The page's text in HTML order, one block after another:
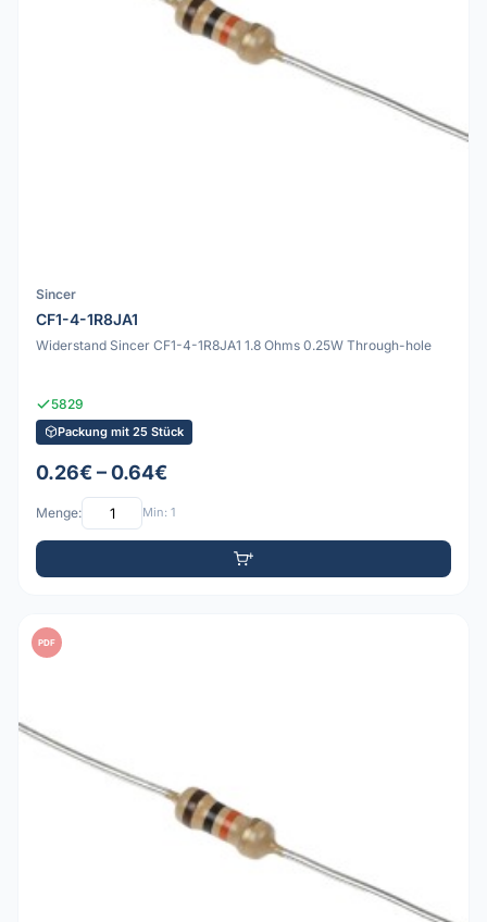
Sincer
CF1-4-1R8JA1
Widerstand Sincer CF1-4-1R8JA1 1.8 Ohms 0.25W Through-hole
5829
Packung mit 25 Stück
0.26€ – 0.64€
Menge: Min: 1
PDF